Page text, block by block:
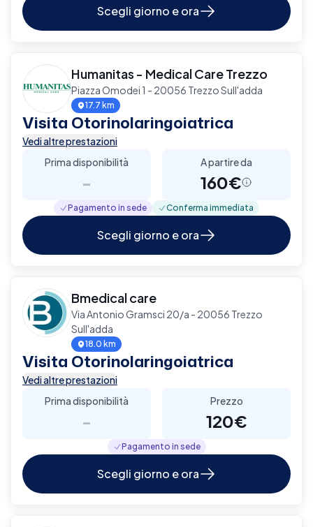
Scegli giorno e ora
Humanitas - Medical Care Trezzo
Piazza Omodei 1 - 20056 Trezzo Sull'adda
17.7 km
Visita Otorinolaringoiatrica
Vedi altre prestazioni
Prima disponibilità
-
A partire da
160€
Pagamento in sede Conferma immediata
Scegli giorno e ora
Bmedical care
Via Antonio Gramsci 20/a - 20056 Trezzo
Sull'adda
18.0 km
Visita Otorinolaringoiatrica
Vedi altre prestazioni
Prima disponibilità
-
Prezzo
120€
Pagamento in sede
Scegli giorno e ora